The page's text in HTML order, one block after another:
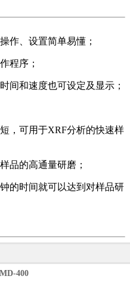
作、设置简单易懂；
程序；
间和速度也可设定及显示；
，可用于XRF分析的快速样
品的高通量研磨；
的时间就可以达到对样品研
400